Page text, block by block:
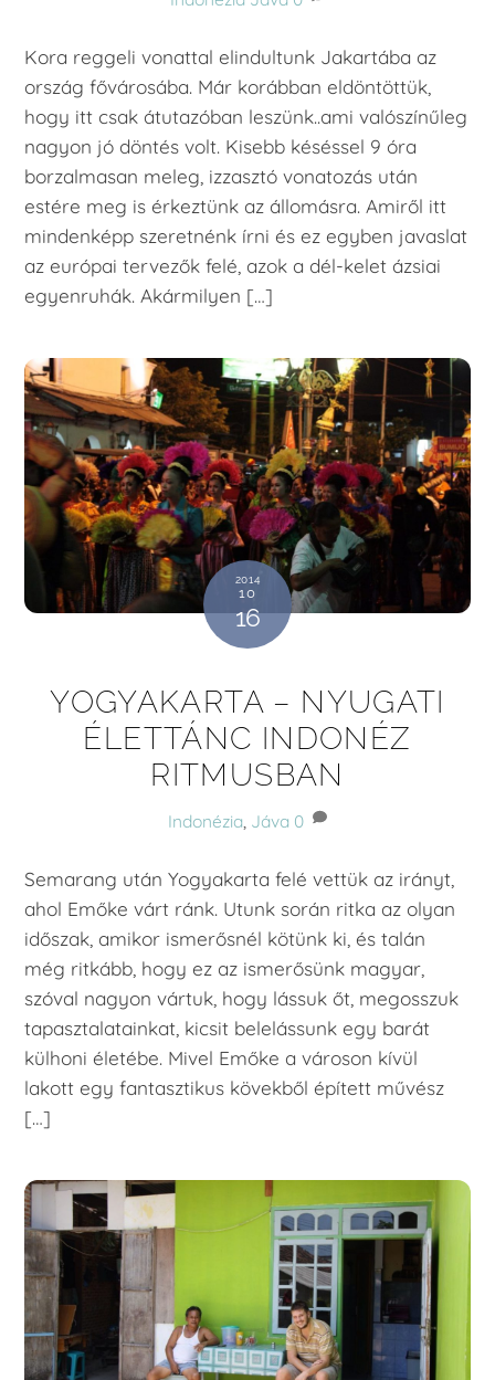
Kora reggeli vonattal elindultunk Jakartába az
ország fővárosába. Már korábban eldöntöttük,
hogy itt csak átutazóban leszünk..ami valószínűleg
nagyon jó döntés volt. Kisebb késéssel 9 óra
borzalmasan meleg, izzasztó vonatozás után
estére meg is érkeztünk az állomásra. Amiről itt
mindenképp szeretnénk írni és ez egyben javaslat
az európai tervezők felé, azok a dél-kelet ázsiai
egyenruhák. Akármilyen […]
2014
10
16
YOGYAKARTA – NYUGATI
ÉLETTÁNC INDONÉZ
RITMUSBAN
Indonézia, Jáva 0
Semarang után Yogyakarta felé vettük az irányt,
ahol Emőke várt ránk. Utunk során ritka az olyan
időszak, amikor ismerősnél kötünk ki, és talán
még ritkább, hogy ez az ismerősünk magyar,
szóval nagyon vártuk, hogy lássuk őt, megosszuk
tapasztalatainkat, kicsit belelássunk egy barát
külhoni életébe. Mivel Emőke a városon kívül
lakott egy fantasztikus kövekből épített művész
[…]